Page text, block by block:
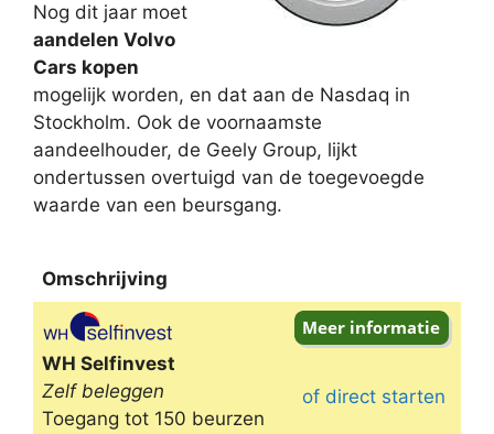
Nog dit jaar moet
aandelen Volvo
Cars kopen
mogelijk worden, en dat aan de Nasdaq in
Stockholm. Ook de voornaamste
aandeelhouder, de Geely Group, lijkt
ondertussen overtuigd van de toegevoegde
waarde van een beursgang.
Omschrijving
Omschrijving
WH Selfinvest
Zelf beleggen
Toegang tot 150 beurzen
of direct starten